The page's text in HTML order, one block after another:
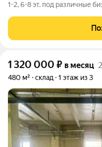
1-2, 6-8 эт. под различные
характеристики объекта: Площадь: 1830 квм (Целый этаж.
1 320 000 ₽ в месяц
480 м² склад 1 этаж из 3